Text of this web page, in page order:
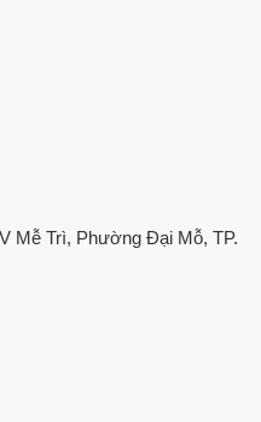
Mễ Trì, Phường Đại Mỗ, TP.